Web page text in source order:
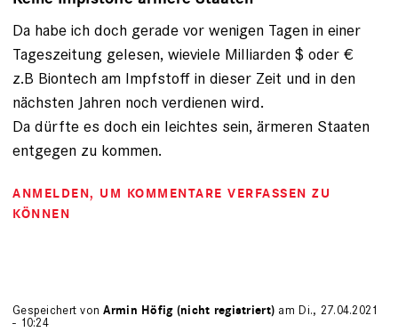
Da habe ich doch gerade vor wenigen Tagen in einer
Tageszeitung gelesen, wieviele Milliarden $ oder €
z.B Biontech am Impfstoff in dieser Zeit und in den
nächsten Jahren noch verdienen wird.
Da dürfte es doch ein leichtes sein, ärmeren Staaten
entgegen zu kommen.
ANMELDEN, UM KOMMENTARE VERFASSEN ZU
KÖNNEN
Gespeichert vonArmin Höfig (nicht registriert) am Di., 27.04.2021
- 10:24